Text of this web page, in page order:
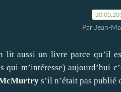
Par Jean-
lit aussi un livre parce qu’il
qui m’intéresse) aujourd’hui
s’il n’était pas publié